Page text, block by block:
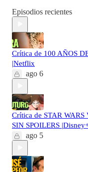
Episodios recientes
Crítica de 100 AÑOS
|Netflix
ago 6
Crítica de STAR WARS
SIN SPOILERS
ago 5